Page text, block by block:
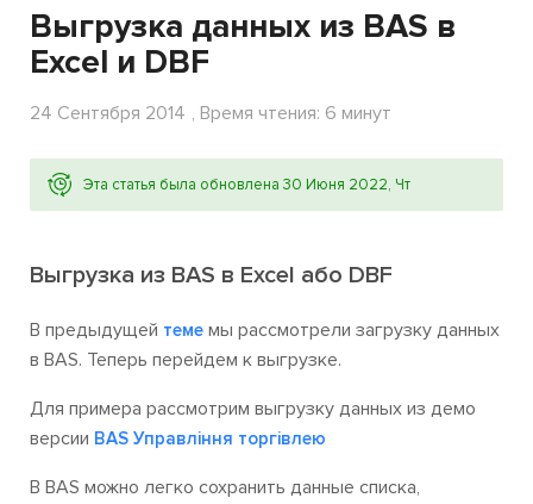
Выгрузка данных из BAS в
Excel и DBF
24 Сентября 2014 , Время чтения: 6 минут
Эта статья была обновлена 30 Июня 2022, Чт
Выгрузка из BAS в Excel або DBF
В предыдущей теме мы рассмотрели загрузку данных
в BAS. Теперь перейдем к выгрузке.
Для примера рассмотрим выгрузку данных из демо
версии BAS Управління торгівлею
В BAS можно легко сохранить данные списка,